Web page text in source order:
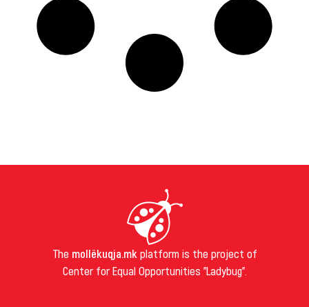
The mollëkuqja.mk platform is the project of
Center for Equal Opportunities "Ladybug".